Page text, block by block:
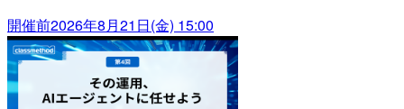
開催前2026年8月21日(金) 15:00